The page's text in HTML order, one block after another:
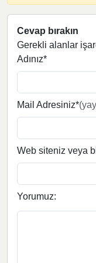
Cevap bırakın
Gerekli alanlar
Adınız*
Mail Adresiniz*
Web siteniz veya
Yorumuz: